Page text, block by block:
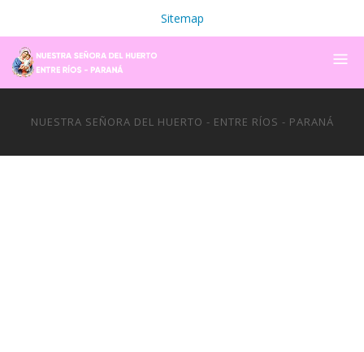
Sitemap
NUESTRA SEÑORA DEL HUERTO - ENTRE RÍOS - PARANÁ